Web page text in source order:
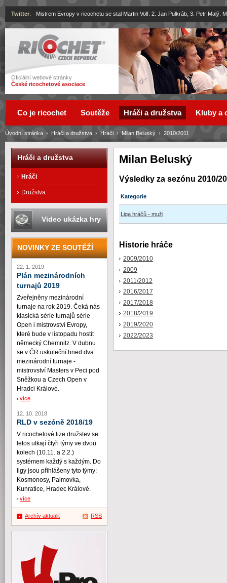
Ricochet
Oficiální webové stránky
České ricochetové asociace
Twitter: Mistrem Evropy v ricochetu se stal Martin Volf. 2. Jan Pulkráb, 3. Petr Malý.
Milan Beluský
Výsledky za sezónu 2010/
Kategorie
Liga hráčů - muži
Historie hráče
2009/2010
2009
2011/2012
2016/2017
2017/2018
2018/2019
2019/2020
2022/2023
Úvodní stránka › Hráči a družstva › Hráči › Milan Beluský › 2010/2011
Co je ricochet Soutěže Hráči a družstva Kluby a
Hráči a družstva
Hráči
Družstva
Video ukázka hry
NOVINKY ZE SOUTĚŽÍ
22. 1. 2019
Plán mezinárodních
turnajů 2019
Zveřejněny mezinárodní
turnaje na rok 2019. Čeká nás
klasická série turnajů série
Open i mistrovství Evropy,
které bude v listopadu hostit
německý Chemnitz. V dubnu
se v ČR uskuteční hned dva
mezinárodní turnaje -
mistrovství Masters v Peci pod
Sněžkou a Czech Open v
Hradci Králové.
více
12. 10. 2018
RLD v sezóně 2018/19
V ricochetové lize družstev se
letos utkají čtyři týmy ve dvou
kolech (10.11. a 2.2.)
systémem každý s každým. Do
ligy jsou přihlášeny tyto týmy:
Kosmonosy, Palmovka,
Kunratice, Hradec Králové.
více
Archív aktualit RSS